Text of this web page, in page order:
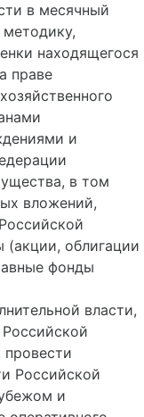
в месячный
методику,
находящегося
праве
и
в том
вложений,
облигации
фонды
власти,
провести
Российской
и